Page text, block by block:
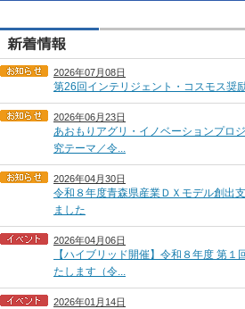
2026年07月08日
第26回インテリジェント・コスモス奨
2026年06月23日
あおもりアグリ・イノベーションプロ
究テーマ／令...
2026年04月30日
令和８年度青森県産業ＤＸモデル創出
ました
2026年04月06日
【ハイブリッド開催】令和８年度 第
たします（令...
2026年01月14日